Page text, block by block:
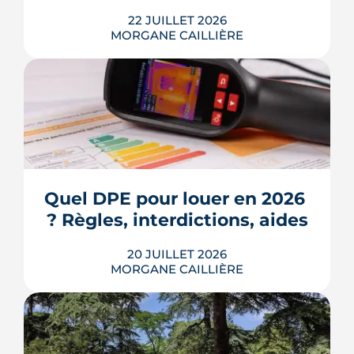
22 JUILLET 2026
MORGANE CAILLIÈRE
Écoles, base de loisirs, transports,
projets urbains et prix au m2 : le guide
3e ville de Haute-Garonne.
LIRE L'ARTICLE
Quel DPE pour louer en 2026
? Règles, interdictions, aides
20 JUILLET 2026
MORGANE CAILLIÈRE
En 2026, un logement doit être classé